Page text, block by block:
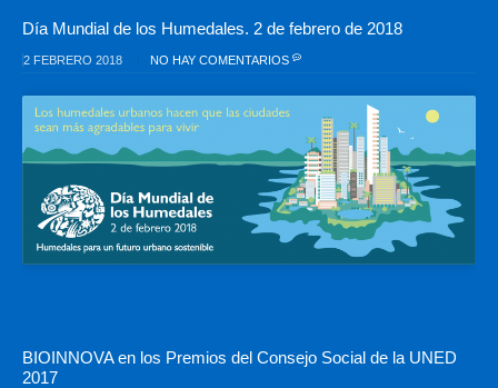
Día Mundial de los Humedales. 2 de febrero de 2018
2 FEBRERO 2018 NO HAY COMENTARIOS
BIOINNOVA en los Premios del Consejo Social de la UNED
2017